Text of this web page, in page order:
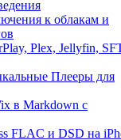
к облакам и
Plex, Jellyfin,
Плееры для
в Markdown с
FLAC и DSD на